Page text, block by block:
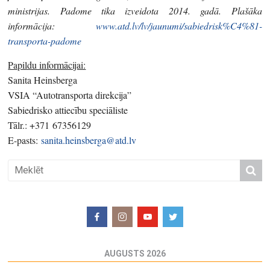
ministrijas. Padome tika izveidota 2014. gadā. Plašāka
informācija: www.atd.lv/lv/jaunumi/sabiedrisk%C4%81-
transporta-padome
Papildu informācijai:
Sanita Heinsberga
VSIA “Autotransporta direkcija”
Sabiedrisko attiecību speciāliste
Tālr.: +371 67356129
E-pasts:sanita.heinsberga@atd.lv
AUGUSTS 2026